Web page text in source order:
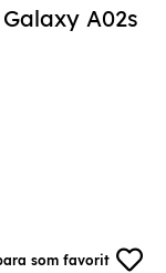
som favorit
A02s